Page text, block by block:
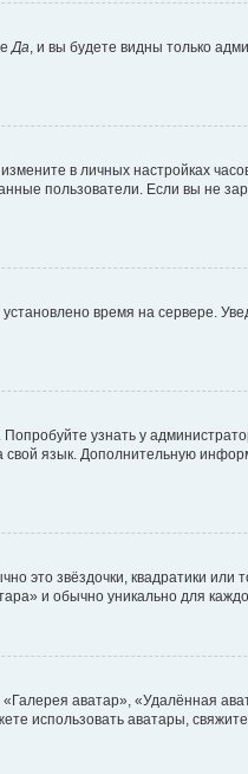
Да , и вы будете видны только
в личных настройках
пользователи. Если вы не
время на сервере.
узнать у
свой язык. Дополнительную
это звёздочки, квадратики или
и обычно уникально для
аватар», «Удалённая
использовать аватары,